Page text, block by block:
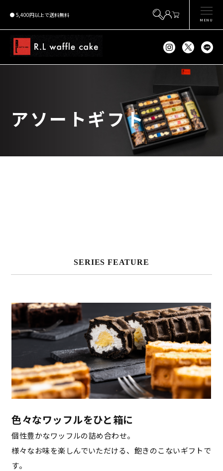
5,400円以上で送料無料
MENU
アソートギフト
SERIES FEATURE
色々なワッフルをひと箱に
個性豊かなワッフルの詰め合わせ。
様々なお味を楽しんでいただける、飽きのこないギフトで
す。